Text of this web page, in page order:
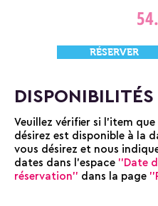
RÉSERVER
DISPONIBILITÉS
Veuillez vérifier si l'item que
désirez est disponible à la
vous désirez et nous
dates dans l'espace ''Date
réservation'' dans la page